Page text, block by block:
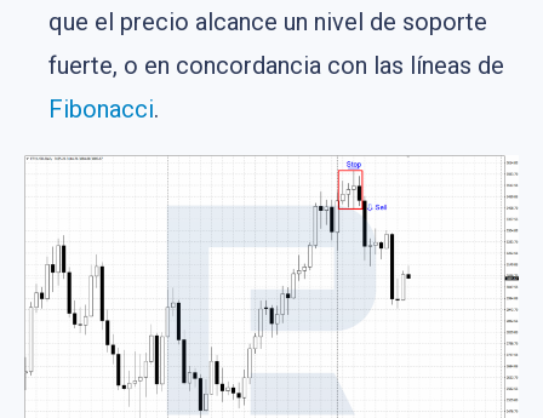
que el precio alcance un nivel de soporte
fuerte, o en concordancia con las líneas de
Fibonacci.